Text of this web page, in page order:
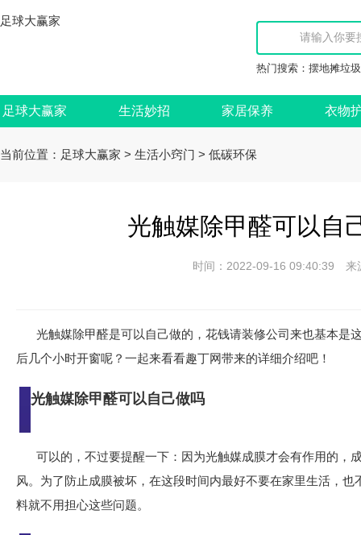
足球大赢家
热门搜索： 摆地摊垃
足球大赢家 生活妙招 家居保养 衣物
当前位置： 足球大赢家 > 生活小窍门 > 低碳环保
光触媒除甲醛可以自
时间：2022-09-16 09:40:39
光触媒除甲醛是可以自己做的，花钱请装修公司来也基本是
后几个小时开窗呢？一起来看看趣丁网带来的详细介绍吧！
光触媒除甲醛可以自己做吗
可以的，不过要提醒一下：因为光触媒成膜才会有作用的，
风。为了防止成膜被坏，在这段时间内最好不要在家里生活，
料就不用担心这些问题。